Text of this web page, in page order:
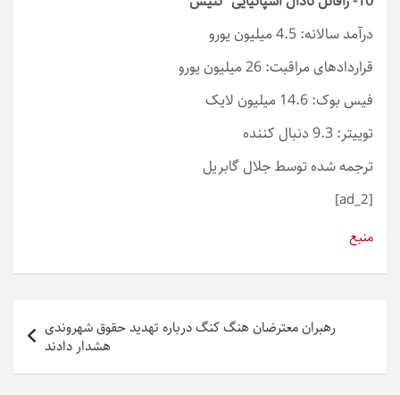
درآمد سالانه: 4.5 میلیون یورو
قراردادهای مراقبت: 26 میلیون یورو
فیس بوک: 14.6 میلیون لایک
توییتر: 9.3 دنبال کننده
ترجمه شده توسط جلال گابریل
[ad_2]
منبع
رهبران معترضان هنگ کنگ درباره تهدید حقوق شهروندی
هشدار دادند